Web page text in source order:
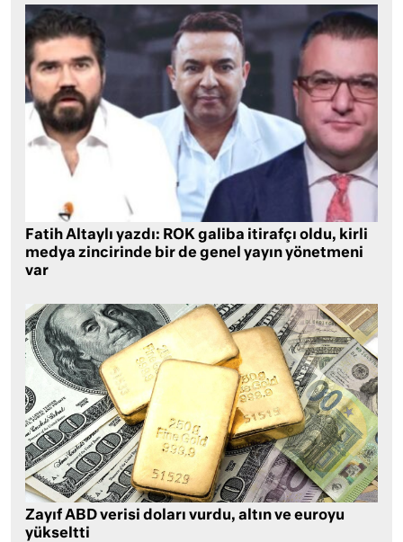
Fatih Altaylı yazdı: ROK galiba itirafçı oldu, kirli
medya zincirinde bir de genel yayın yönetmeni
var
Zayıf ABD verisi doları vurdu, altın ve euroyu
yükseltti